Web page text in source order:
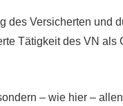
Versicherten und
Tätigkeit des VN als
– wie hier –